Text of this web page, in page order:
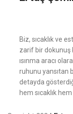
Biz, sıcaklık ve
zarif bir dokunuş
ısınma aracı
ruhunu yansıtan
detayda
hem sıcaklık